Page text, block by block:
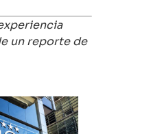
un reporte de